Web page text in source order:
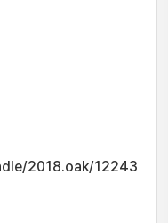
2018.oak/12243